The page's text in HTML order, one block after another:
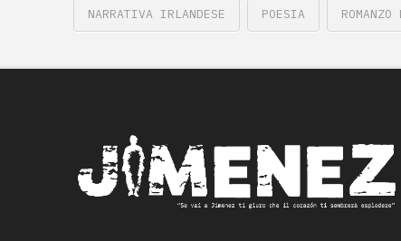
NARRATIVA IRLANDESE POESIA